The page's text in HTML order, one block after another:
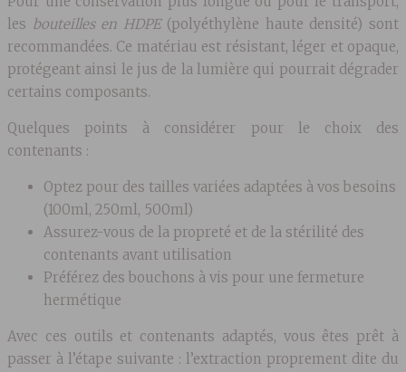
les bouteilles en HDPE (polyéthylène haute densité) sont
recommandées. Ce matériau est résistant, léger et opaque,
protégeant ainsi le jus de la lumière qui pourrait dégrader
certains composants.
Quelques points à considérer pour le choix des
contenants :
Optez pour des tailles variées adaptées à vos besoins
(100ml, 250ml, 500ml)
Assurez-vous de la propreté et de la stérilité des
contenants avant utilisation
Préférez des bouchons à vis pour une fermeture
hermétique
Avec ces outils et contenants adaptés, vous êtes prêt à
passer à l’étape suivante : l’extraction proprement dite du